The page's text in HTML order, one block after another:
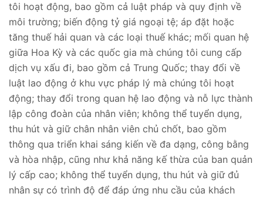
tôi hoạt động, bao gồm cả luật pháp và quy định về
môi trường; biến động tỷ giá ngoại tệ; áp đặt hoặc
tăng thuế hải quan và các loại thuế khác; mối quan hệ
giữa Hoa Kỳ và các quốc gia mà chúng tôi cung cấp
dịch vụ xấu đi, bao gồm cả Trung Quốc; thay đổi về
luật lao động ở khu vực pháp lý mà chúng tôi hoạt
động; thay đổi trong quan hệ lao động và nỗ lực thành
lập công đoàn của nhân viên; không thể tuyển dụng,
thu hút và giữ chân nhân viên chủ chốt, bao gồm
thông qua triển khai sáng kiến về đa dạng, công bằng
và hòa nhập, cũng như khả năng kế thừa của ban quản
lý cấp cao; không thể tuyển dụng, thu hút và giữ đủ
nhân sự có trình độ để đáp ứng nhu cầu của khách